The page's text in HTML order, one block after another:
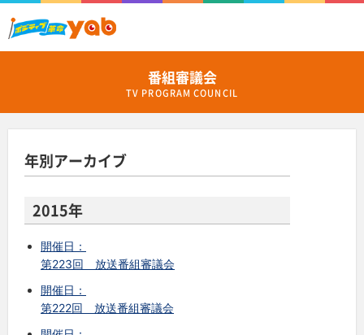
番組審議会
TV PROGRAM COUNCIL
年別アーカイブ
2015年
開催日：
第223回 放送番組審議会
開催日：
第222回 放送番組審議会